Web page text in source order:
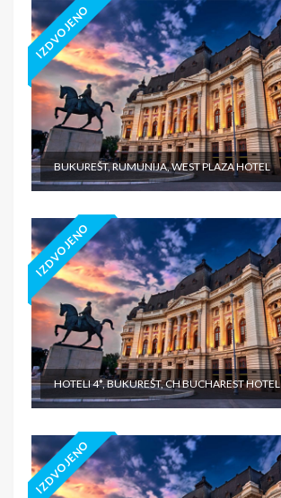
IZDVOJENO
BUKUREŠT, RUMUNIJA, WEST PLAZA HOTEL
IZDVOJENO
HOTELI 4*, BUKUREŠT, CH BUCHAREST HOTEL
IZDVOJENO